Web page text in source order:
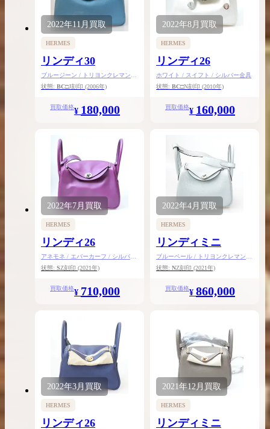
2022年11月 買取
HERMES
リンディ30
ブルージーン / トリヨンクレマンス
/ シルバー金具
状態: BC□J刻印 (2006年)
買取価格¥ 180,000
2022年8月 買取
HERMES
リンディ26
ホワイト / スイフト / シルバー金具
状態: BC□N刻印 (2010年)
買取価格¥ 160,000
2022年7月 買取
HERMES
リンディ26
アネモネ / エバーカーフ / シルバー
金具
状態: SZ刻印 (2021年)
買取価格¥ 710,000
2022年4月 買取
HERMES
リンディミニ
ブルーペール / トリヨンクレマンス
/ シルバー金具
状態: NZ刻印 (2021年)
買取価格¥ 860,000
2022年3月買取
HERMES
リンディ26
2021年12月 買取
HERMES
リンディミニ